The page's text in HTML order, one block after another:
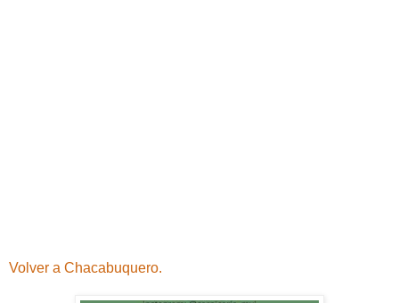
Volver a Chacabuquero.